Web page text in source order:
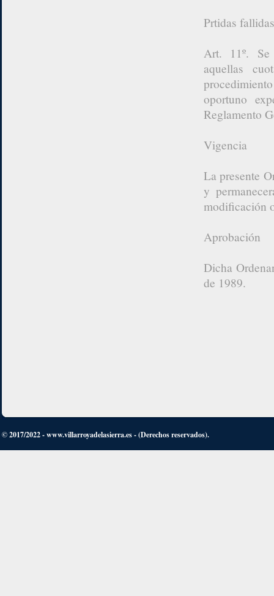
Prtidas fallidas
Art. 11º. Se
aquellas
oportuno
Reglamento
Vigencia
La presente
y
modificación
Aprobación
Dicha
de 1989.
© 2017/2022 - www.villarroyadelasierra.es - (Derechos reservados).